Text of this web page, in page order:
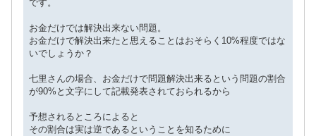
です。
お金だけでは解決出来ない問題。
お金だけで解決出来たと思えることはおそらく10%程度ではな
いでしょうか？
七里さんの場合、お金だけで問題解決出来るという問題の割合
が90%と文字にして記載発表されておられるから
予想されるところによると
その割合は実は逆であるということを知るために